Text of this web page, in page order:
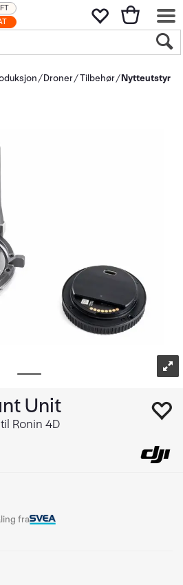
Droner Tilbehør Nytteutstyr
Unit
Ronin 4D
fra